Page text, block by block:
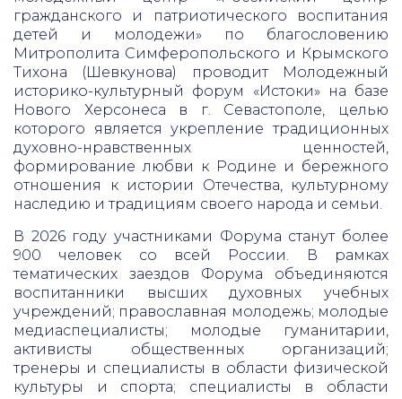
гражданского и патриотического воспитания
детей и молодежи» по благословению
Митрополита Симферопольского и Крымского
Тихона (Шевкунова) проводит Молодежный
историко-культурный форум «Истоки» на базе
Нового Херсонеса в г. Севастополе, целью
которого является укрепление традиционных
духовно-нравственных ценностей,
формирование любви к Родине и бережного
отношения к истории Отечества, культурному
наследию и традициям своего народа и семьи.
В 2026 году участниками Форума станут более
900 человек со всей России. В рамках
тематических заездов Форума объединяются
воспитанники высших духовных учебных
учреждений; православная молодежь; молодые
медиаспециалисты; молодые гуманитарии,
активисты общественных организаций;
тренеры и специалисты в области физической
культуры и спорта; специалисты в области